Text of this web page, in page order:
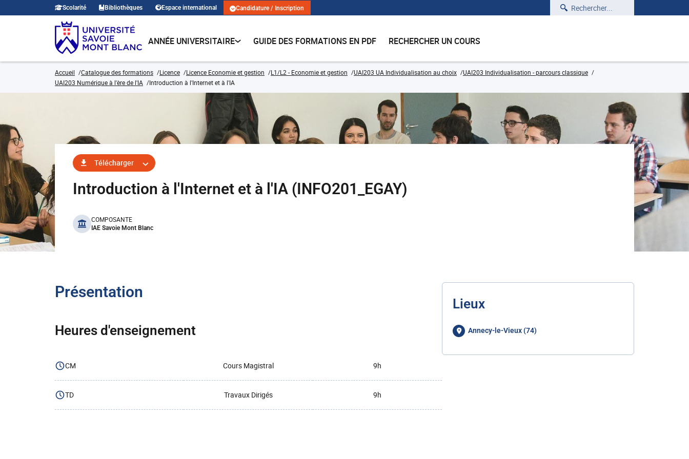
Scolarité Bibliothèques Espace international Candidature / Inscription Rechercher
ANNÉE UNIVERSITAIRE GUIDE DES FORMATIONS EN PDF RECHERCHER UN COURS
Accueil Catalogue des formations Licence Licence Economie et gestion L1/L2 - Economie et gestion UAI203 UA Individualisation au choix
UAI203 Individualisation - parcours classique
UAI203 Numérique à l'ère de l'IA
Introduction à l'Internet et à l'IA
Télécharger
Introduction à l'Internet et à l'IA (INFO201_EGAY)
benefits
COMPOSANTE
IAE Savoie Mont Blanc
Présentation
Heures d'enseignement
CM Cours Magistral 9h
TD Travaux Dirigés 9h
Lieux
Annecy-le-Vieux (74)